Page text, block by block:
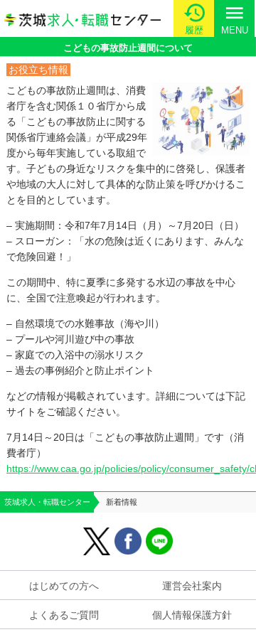
履歴
menu
MENU
こどもの事故防止週間について
お役立ち情報
こどもの事故防止週間は、消費
者庁を含む関係１０省庁から成
る「こどもの事故防止に関する
関係省庁連絡会議」が平成29年
度から毎年実施している取組で
す。子どもの身近なリスクを集中的に啓発し、保護者
や地域の大人に対して具体的な防止策を呼びかけるこ
とを目的としています。
– 実施期間：令和7年7月14日（月）～7月20日（日）
– スローガン：「水の危険は近くにあります、みんな
で危険回避！」
この期間中、特に夏季に多発する水辺の事故を中心
に、全国で注意喚起が行われます。
– 自然環境での水難事故（海や川）
– プールや河川遊び中の事故
– 家庭での入浴中の溺水リスク
– 過去の事例紹介と防止ポイント
などの情報が掲載されています。詳細については下記
サイトをご確認ください。
7月14日～20日は「こどもの事故防止週間」です（消
費者庁）
https://www.caa.go.jp/policies/policy/consumer_safety/
茨城求人・転職センター 新着情報
はじめての方へ 運営会社案内
よくあるご質問 個人情報保護方針